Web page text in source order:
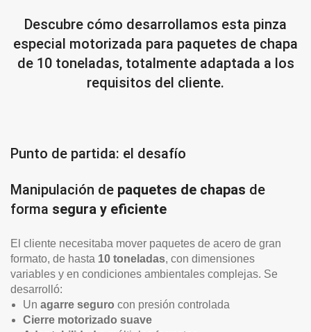
Descubre cómo desarrollamos esta pinza
especial motorizada para paquetes de chapa
de 10 toneladas, totalmente adaptada a los
requisitos del cliente.
Punto de partida: el desafío
Manipulación de paquetes de chapas de
forma segura y eficiente
El cliente necesitaba mover paquetes de acero de gran
formato, de hasta 10 toneladas, con dimensiones
variables y en condiciones ambientales complejas. Se
desarrolló:
Un agarre seguro con presión controlada
Cierre motorizado suave